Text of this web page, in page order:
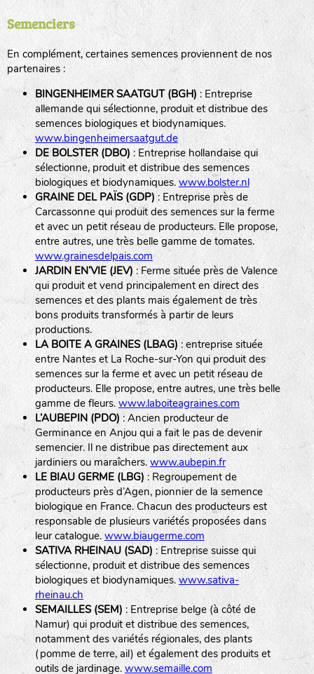
Semenciers
En complément, certaines semences proviennent de nos
partenaires :
BINGENHEIMER SAATGUT (BGH) : Entreprise
allemande qui sélectionne, produit et distribue des
semences biologiques et biodynamiques.
www.bingenheimersaatgut.de
DE BOLSTER (DBO) : Entreprise hollandaise qui
sélectionne, produit et distribue des semences
biologiques et biodynamiques.www.bolster.nl
GRAINE DEL PAÏS (GDP) : Entreprise près de
Carcassonne qui produit des semences sur la ferme
et avec un petit réseau de producteurs. Elle propose,
entre autres, une très belle gamme de tomates.
www.grainesdelpais.com
JARDIN EN’VIE (JEV) : Ferme située près de Valence
qui produit et vend principalement en direct des
semences et des plants mais également de très
bons produits transformés à partir de leurs
productions.
LA BOITE A GRAINES (LBAG) : entreprise située
entre Nantes et La Roche-sur-Yon qui produit des
semences sur la ferme et avec un petit réseau de
producteurs. Elle propose, entre autres, une très belle
gamme de fleurs. www.laboiteagraines.com
L’AUBEPIN (PDO) : Ancien producteur de
Germinance en Anjou qui a fait le pas de devenir
semencier. Il ne distribue pas directement aux
jardiniers ou maraîchers. www.aubepin.fr
LE BIAU GERME (LBG) : Regroupement de
producteurs près d’Agen, pionnier de la semence
biologique en France. Chacun des producteurs est
responsable de plusieurs variétés proposées dans
leur catalogue. www.biaugerme.com
SATIVA RHEINAU (SAD) : Entreprise suisse qui
sélectionne, produit et distribue des semences
biologiques et biodynamiques. www.sativa-
rheinau.ch
SEMAILLES (SEM) : Entreprise belge (à côté de
Namur) qui produit et distribue des semences,
notamment des variétés régionales, des plants
(pomme de terre, ail) et également des produits et
outils de jardinage. www.semaille.com
BEL : Code de la variété
(Ici Belle de nuit)
20 : Année de récolte
(ici 2020)
BPA : Initiales du producteur ou du fournisseur de la
semence.
1 : Numéro d’ordre du lot
A : Sans calibre.
G: Gros
M: Moyen calibre
P: Petit calibre
Légumes feuilles
Légumes racines
Plantes aromatiques